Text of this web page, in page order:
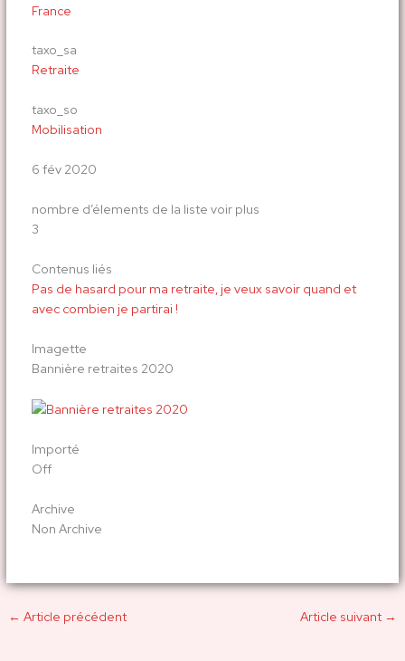
France
taxo_sa
Retraite
taxo_so
Mobilisation
6 fév 2020
nombre d’élements de la liste voir plus
3
Contenus liés
Pas de hasard pour ma retraite, je veux savoir quand et
avec combien je partirai !
Imagette
Bannière retraites 2020
Importé
Off
Archive
Non Archive
← Article précédent Article suivant →